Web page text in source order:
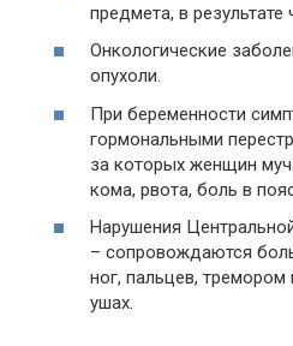
предмета, в результате
Онкологические
опухоли.
При беременности
гормональными
за которых женщин
кома, рвота, боль в
Нарушения
– сопровождаются
ног, пальцев,
ушах.